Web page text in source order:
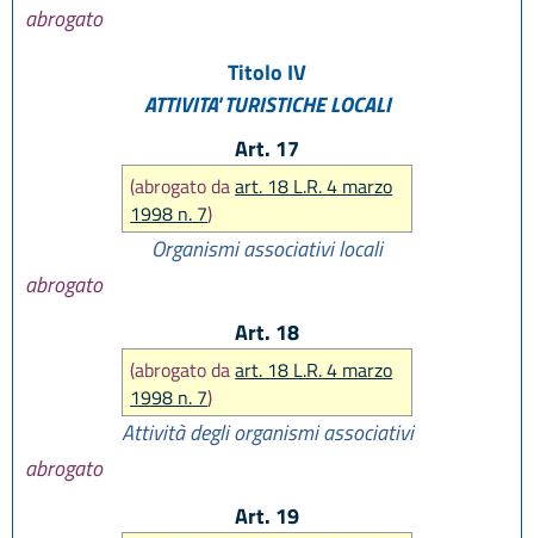
abrogato
Titolo IV
ATTIVITA' TURISTICHE LOCALI
Art. 17
(abrogato daart. 18 L.R. 4 marzo
1998 n. 7)
Organismi associativi locali
abrogato
Art. 18
(abrogato daart. 18 L.R. 4 marzo
1998 n. 7)
Attività degli organismi associativi
abrogato
Art. 19